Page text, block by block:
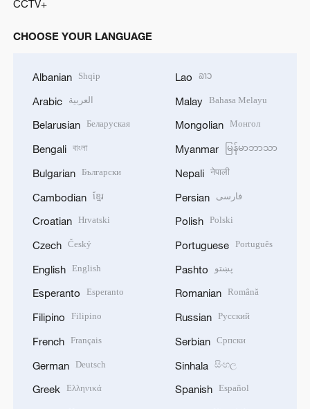
CCTV+
CHOOSE YOUR LANGUAGE
Albanian Shqip
Arabic العربية
Belarusian Беларуская
Bengali বাংলা
Bulgarian Български
Cambodian ខ្មែរ
Croatian Hrvatski
Czech Český
English English
Esperanto Esperanto
Filipino Filipino
French Français
German Deutsch
Greek Ελληνικά
Lao ລາວ
Malay Bahasa Melayu
Mongolian Монгол
Myanmar မြန်မာဘာသာ
Nepali नेपाली
Persian فارسی
Polish Polski
Portuguese Português
Pashto پښتو
Romanian Română
Russian Русский
Serbian Српски
Sinhala සිංහල
Spanish Español